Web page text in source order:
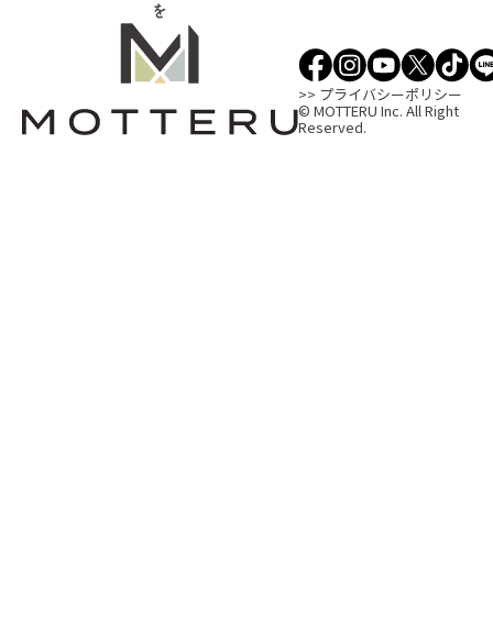
を
>> プライバシーポリシー
© MOTTERU Inc. All Right
Reserved.